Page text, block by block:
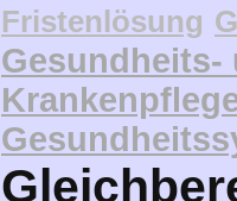
Fristenlösung
Gesundheits-